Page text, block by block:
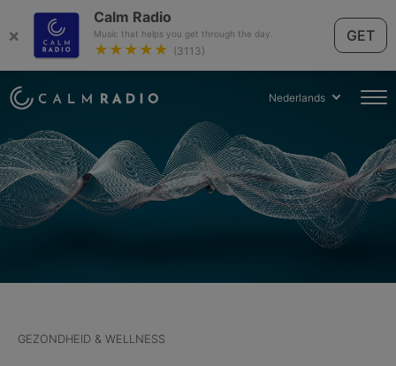
×
Calm Radio
Music that helps you get through the day.
★★★★★ (3113)
GET
Nederlands
GEZONDHEID & WELLNESS